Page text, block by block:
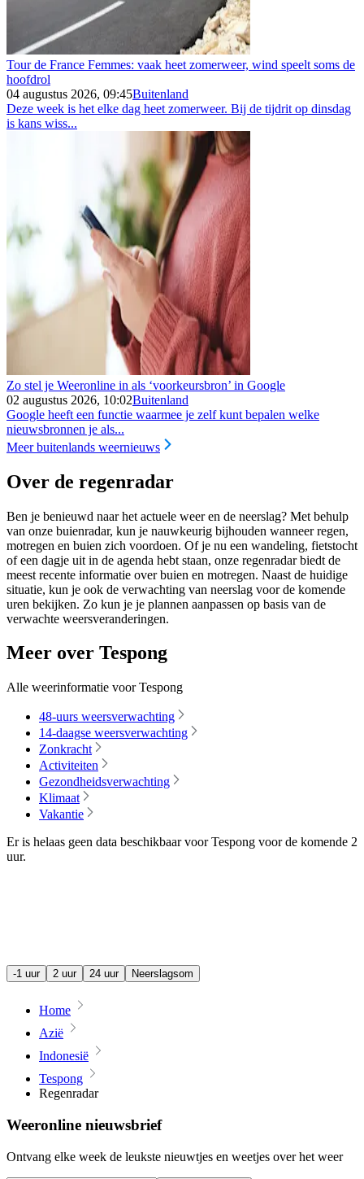
Tour de France Femmes: vaak heet zomerweer, wind speelt soms de
hoofdrol
04 augustus 2026, 09:45Buitenland
Deze week is het elke dag heet zomerweer. Bij de tijdrit op dinsdag
is kans wiss...
Zo stel je Weeronline in als ‘voorkeursbron’ in Google
02 augustus 2026, 10:02Buitenland
Google heeft een functie waarmee je zelf kunt bepalen welke
nieuwsbronnen je als...
Meer buitenlands weernieuws
Over de regenradar
Ben je benieuwd naar het actuele weer en de neerslag? Met behulp
van onze buienradar, kun je nauwkeurig bijhouden wanneer regen,
motregen en buien zich voordoen. Of je nu een wandeling, fietstocht
of een dagje uit in de agenda hebt staan, onze regenradar biedt de
meest recente informatie over buien en motregen. Naast de huidige
situatie, kun je ook de verwachting van neerslag voor de komende
uren bekijken. Zo kun je je plannen aanpassen op basis van de
verwachte weersveranderingen.
Meer over Tespong
Alle weerinformatie voor Tespong
48-uurs weersverwachting
14-daagse weersverwachting
Zonkracht
Activiteiten
Gezondheidsverwachting
Klimaat
Vakantie
Er is helaas geen data beschikbaar voor Tespong voor de komende 2
uur.
-1 uur 2 uur 24 uur Neerslagsom
Home
Azië
Indonesië
Tespong
Regenradar
Weeronline nieuwsbrief
Ontvang elke week de leukste nieuwtjes en weetjes over het weer